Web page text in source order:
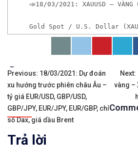
📣18/03/2021: XAUUSD – VÀNG
Gold Spot / U.S. Dollar
𝘟𝘦𝘮 𝘤𝘩𝘪 𝘵𝘪ế𝘵: https://
✨🏆𝐆𝐢𝐚𝐨 𝐝ị𝐜𝐡 𝐕à𝐧𝐠 𝐯ớ𝐢 𝐂𝐡ê𝐧𝐡
✅𝘔ở 𝘵à𝘪 𝘬𝘩𝘰ả𝘯 𝘵𝘳ê𝘯 𝘴à𝘯
✅𝘔ở 𝘵à𝘪 𝘬𝘩𝘰ả𝘯 𝘵𝘳ê𝘯 𝘴à𝘯
🔗https://
Tags:
Điều
hướng
bài
viết
Previous: 18/03/2021: Dự đoán
xu hướng trước phiên châu Âu –
tỷ giá EUR/USD, GBP/USD,
GBP/JPY, EUR/JPY, EUR/GBP, chỉ
số Dax, giá dầu Brent
Next:
vàng –
Trả lời